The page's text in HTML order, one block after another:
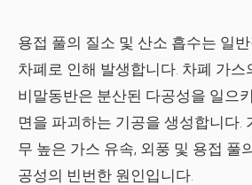
용접 풀의 질소 및 산소 흡수는 일
차폐로 인해 발생합니다. 차폐 가스
비말동반은 분산된 다공성을 일으
면을 파괴하는 기공을 생성합니다.
무 높은 가스 유속, 외풍 및 용접 풀
공성의 빈번한 원인입니다.